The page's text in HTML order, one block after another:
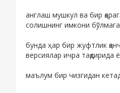
англаш мушкул ва бир
солишнинг имкони
бунда ҳар бир жуфтлик
версиялар ичра тақдирида
маълум бир чизгидан